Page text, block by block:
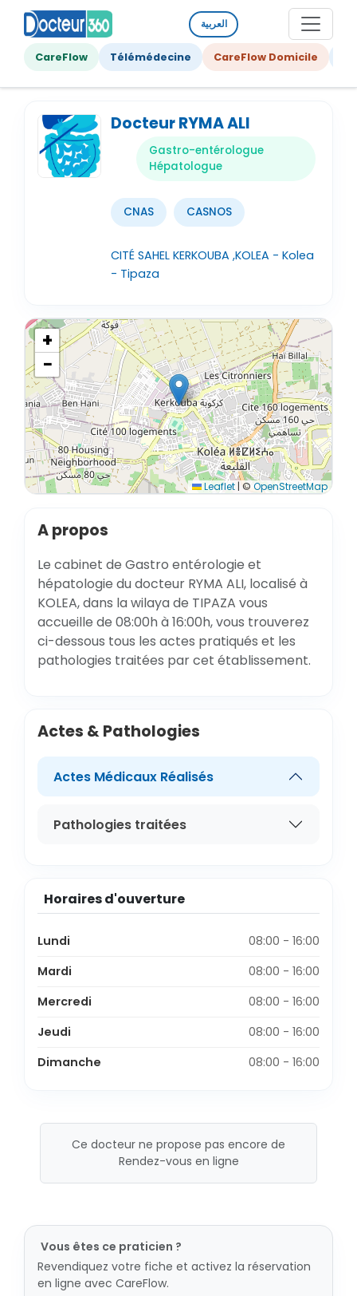
العربية
CareFlow Télémédecine CareFlow Domicile
Docteur RYMA ALI
Gastro-entérologue
Hépatologue
CNAS CASNOS
CITÉ SAHEL KERKOUBA ,KOLEA - Kolea
- Tipaza
+
−
Leaflet |© OpenStreetMap
A propos
Le cabinet de Gastro entérologie et
hépatologie du docteur RYMA ALI, localisé à
KOLEA, dans la wilaya de TIPAZA vous
accueille de 08:00h à 16:00h, vous trouverez
ci-dessous tous les actes pratiqués et les
pathologies traitées par cet établissement.
Actes & Pathologies
Actes Médicaux Réalisés
Pathologies traitées
Horaires d'ouverture
Lundi
08:00 - 16:00
Mardi
08:00 - 16:00
Mercredi
08:00 - 16:00
Jeudi
08:00 - 16:00
Dimanche
08:00 - 16:00
Ce docteur ne propose pas encore de
Rendez-vous en ligne
Vous êtes ce praticien ?
Revendiquez votre fiche et activez la réservation
en ligne avec CareFlow.